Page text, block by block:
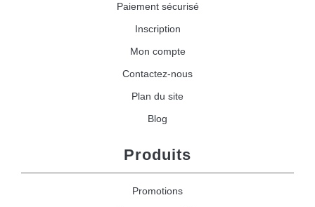
Paiement sécurisé
Inscription
Mon compte
Contactez-nous
Plan du site
Blog
Produits
Promotions